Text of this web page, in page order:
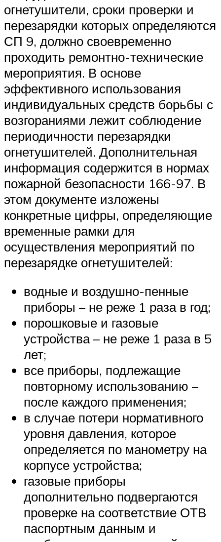
огнетушители, сроки проверки и
перезарядки которых определяются
СП 9, должно своевременно
проходить ремонтно-технические
мероприятия. В основе
эффективного использования
индивидуальных средств борьбы с
возгораниями лежит соблюдение
периодичности перезарядки
огнетушителей. Дополнительная
информация содержится в нормах
пожарной безопасности 166-97. В
этом документе изложены
конкретные цифры, определяющие
временные рамки для
осуществления мероприятий по
перезарядке огнетушителей:
водные и воздушно-пенные
приборы – не реже 1 раза в год;
порошковые и газовые
устройства – не реже 1 раза в 5
лет;
все приборы, подлежащие
повторному использованию –
после каждого применения;
в случае потери нормативного
уровня давления, которое
определяется по манометру на
корпусе устройства;
газовые приборы
дополнительно подвергаются
проверке на соответствие ОТВ
паспортным данным и